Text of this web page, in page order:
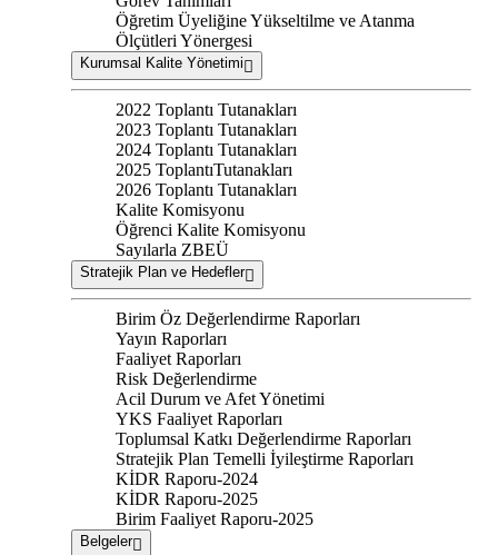
Öğretim Üyeliğine Yükseltilme ve Atanma
Ölçütleri Yönergesi
Kurumsal Kalite Yönetimi
2022 Toplantı Tutanakları
2023 Toplantı Tutanakları
2024 Toplantı Tutanakları
2025 ToplantıTutanakları
2026 Toplantı Tutanakları
Kalite Komisyonu
Öğrenci Kalite Komisyonu
Sayılarla ZBEÜ
Stratejik Plan ve Hedefler
Birim Öz Değerlendirme Raporları
Yayın Raporları
Faaliyet Raporları
Risk Değerlendirme
Acil Durum ve Afet Yönetimi
YKS Faaliyet Raporları
Toplumsal Katkı Değerlendirme Raporları
Stratejik Plan Temelli İyileştirme Raporları
KİDR Raporu-2024
KİDR Raporu-2025
Birim Faaliyet Raporu-2025
Belgeler